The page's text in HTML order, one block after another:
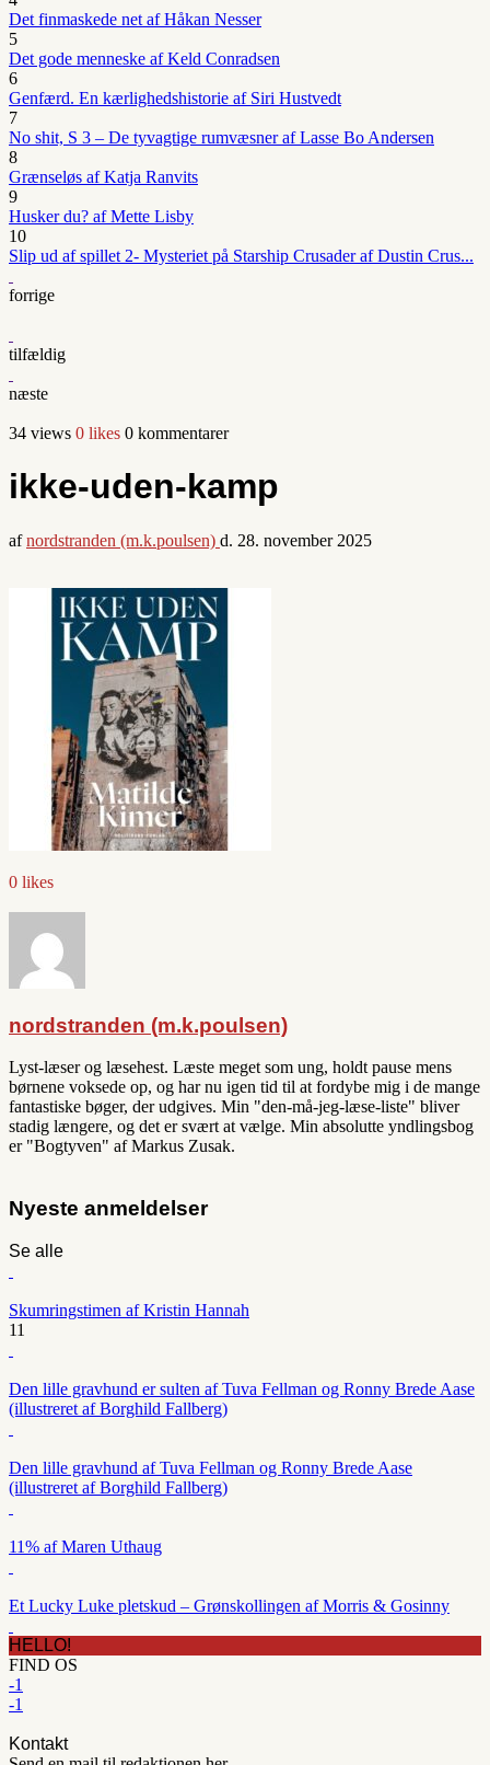
Det finmaskede net af Håkan Nesser
5
Det gode menneske af Keld Conradsen
6
Genfærd. En kærlighedshistorie af Siri Hustvedt
7
No shit, S 3 – De tyvagtige rumvæsner af Lasse Bo Andersen
8
Grænseløs af Katja Ranvits
9
Husker du? af Mette Lisby
10
Slip ud af spillet 2- Mysteriet på Starship Crusader af Dustin Crus...
forrige
tilfældig
næste
34 views 0 likes 0 kommentarer
ikke-uden-kamp
afnordstranden (m.k.poulsen) d. 28. november 2025
0 likes
nordstranden (m.k.poulsen)
Lyst-læser og læsehest. Læste meget som ung, holdt pause mens
børnene voksede op, og har nu igen tid til at fordybe mig i de mange
fantastiske bøger, der udgives. Min "den-må-jeg-læse-liste" bliver
stadig længere, og det er svært at vælge. Min absolutte yndlingsbog
er "Bogtyven" af Markus Zusak.
Nyeste anmeldelser
Se alle
Skumringstimen af Kristin Hannah
11
Den lille gravhund er sulten af Tuva Fellman og Ronny Brede Aase
(illustreret af Borghild Fallberg)
Den lille gravhund af Tuva Fellman og Ronny Brede Aase
(illustreret af Borghild Fallberg)
11% af Maren Uthaug
Et Lucky Luke pletskud – Grønskollingen af Morris & Gosinny
HELLO!
FIND OS
-1
-1
Kontakt